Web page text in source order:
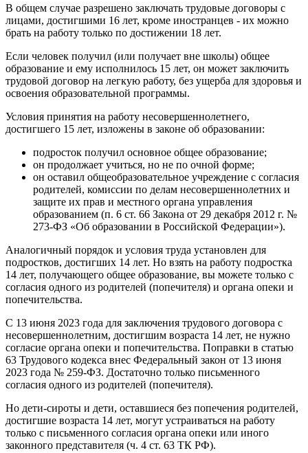
В общем случае разрешено заключать трудовые договоры с
лицами, достигшими 16 лет, кроме иностранцев - их можно
брать на работу только по достижении 18 лет.
Если человек получил (или получает вне школы) общее
образование и ему исполнилось 15 лет, он может заключить
трудовой договор на легкую работу, без ущерба для здоровья и
освоения образовательной программы.
Условия принятия на работу несовершеннолетнего,
достигшего 15 лет, изложены в законе об образовании:
подросток получил основное общее образование;
он продолжает учиться, но не по очной форме;
он оставил общеобразовательное учреждение с согласия
родителей, комиссии по делам несовершеннолетних и
защите их прав и местного органа управления
образованием (п. 6 ст. 66 Закона от 29 декабря 2012 г. №
273-ФЗ «Об образовании в Российской Федерации»).
Аналогичный порядок и условия труда установлен для
подростков, достигших 14 лет. Но взять на работу подростка
14 лет, получающего общее образование, вы можете только с
согласия одного из родителей (попечителя) и органа опеки и
попечительства.
С 13 июня 2023 года для заключения трудового договора с
несовершеннолетним, достигшим возраста 14 лет, не нужно
согласие органа опеки и попечительства. Поправки в статью
63 Трудового кодекса внес Федеральный закон от 13 июня
2023 года № 259-ФЗ. Достаточно только письменного
согласия одного из родителей (попечителя).
Но дети-сироты и дети, оставшиеся без попечения родителей,
достигшие возраста 14 лет, могут устраиваться на работу
только с письменного согласия органа опеки или иного
законного представителя (ч. 4 ст. 63 ТК РФ).